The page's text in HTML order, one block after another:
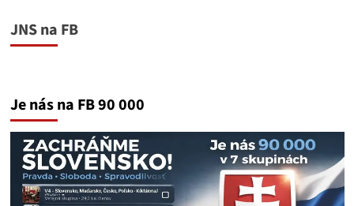
JNS na FB
Je nás na FB 90 000